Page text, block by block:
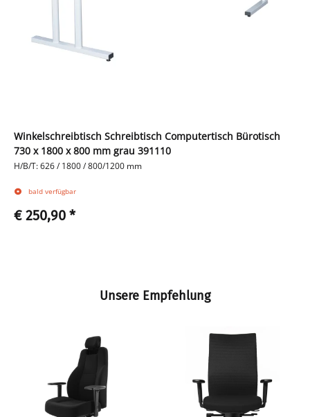
Winkelschreibtisch Schreibtisch Computertisch Bürotisch
730 x 1800 x 800 mm grau 391110
H/B/T: 626 / 1800 / 800/1200 mm
bald verfügbar
€ 250,90 *
Unsere Empfehlung